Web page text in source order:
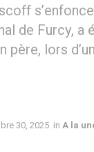
de Furcy,
père, lors
30, 2025 in A la